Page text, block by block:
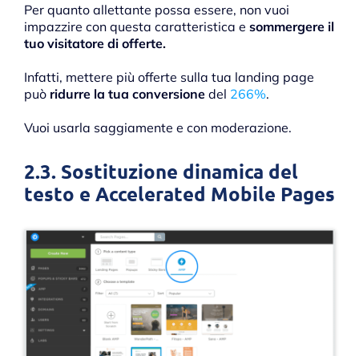
Per quanto allettante possa essere, non vuoi
impazzire con questa caratteristica e sommergere il
tuo visitatore di offerte.
Infatti, mettere più offerte sulla tua landing page
può ridurre la tua conversione del 266%.
Vuoi usarla saggiamente e con moderazione.
2.3. Sostituzione dinamica del
testo e Accelerated Mobile Pages